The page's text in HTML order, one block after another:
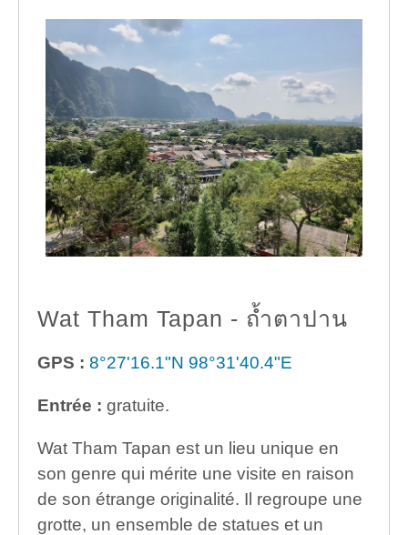
Wat Tham Tapan - ถ้ำตาปาน
GPS : 8°27'16.1"N 98°31'40.4"E
Entrée : gratuite.
Wat Tham Tapan est un lieu unique en
son genre qui mérite une visite en raison
de son étrange originalité. Il regroupe une
grotte, un ensemble de statues et un